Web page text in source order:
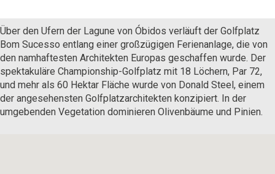
Über den Ufern der Lagune von Óbidos verläuft der Golfplatz
Bom Sucesso entlang einer großzügigen Ferienanlage, die von
den namhaftesten Architekten Europas geschaffen wurde. Der
spektakuläre Championship-Golfplatz mit 18 Löchern, Par 72,
und mehr als 60 Hektar Fläche wurde von Donald Steel, einem
der angesehensten Golfplatzarchitekten konzipiert. In der
umgebenden Vegetation dominieren Olivenbäume und Pinien.